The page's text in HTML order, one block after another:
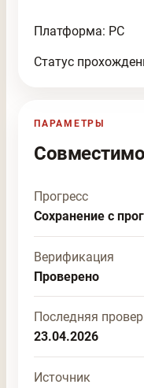
Платформа: PC
Статус
ПАРАМЕТРЫ
Прогресс
Сохранение с
Верификация
Проверено
Последняя
23.04.2026
Источник